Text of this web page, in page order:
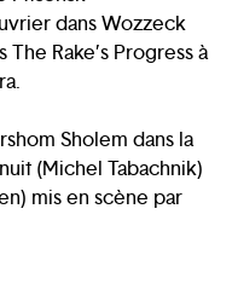
dans Wozzeck
Rake’s Progress à
Sholem dans la
(Michel Tabachnik)
mis en scène par